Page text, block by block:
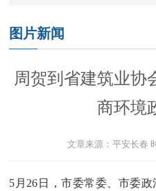
图片新闻
周贺到省建筑业协
商环境
文章来源： 平安长春
5月26日，市委常委、市委